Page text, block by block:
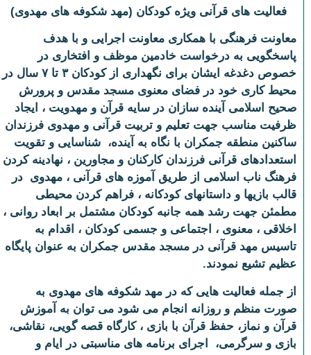
فعالیت های قرآنی ویژه کودکان (مهد شکوفه های مهدوی)
معاونت فرهنگی با همکاری معاونت اجرایی و با هدف
پاسخگویی به درخواست خادمین موظف و افتخاری در
خصوص دغدغه ایشان برای نگهداری از کودکان۳ تا ۷ سال
در
محیط کاری خود در فضای معنوی مسجد مقدس و پرورش
صحیح اسلامی آینده سازان در سایه قرآن و مهدویت ، ایجاد
ظرفیت مناسب جهت تعلیم و تربیت قرآنی و مهدوی فرزندان
ساکنین منطقه جمکران با نگاه به آینده، شناسایی و تقویت
استعدادهای قرآنی فرزندان کارکنان و مجاورین ، نهادینه کردن
فرهنگ ناب اسلامی از طریق آموزه های قرآنی ، مهدوی در
قالب بازی­ها و داستان­های کودکانه ، فراهم کردن محیطی
مطمئن جهت رشد همه جانبه کودکان مشتمل بر ابعاد روانی ،
اخلاقی ، معنوی ، اجتماعی و جسمی کودکان ، اقدام به
تاسیس مهد قرآنی در مسجد مقدس جمکران به عنوان پایگاه
عظیم تشیع نمودند.
از جمله فعالیت هایی که در مهد شکوفه های مهدوی به
صورت منظم و روزانه انجام می شود می توان به آموزش
قرآن و نماز، حفظ قرآن با بازی ، کارگاه قصه گویی، نقاشی،
بازی و سرگرمی، اجرای برنامه های مناسبتی در ایام و